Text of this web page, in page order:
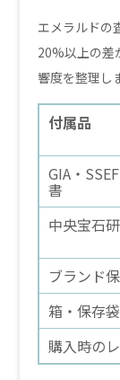
エメラルドの
20%以上の差
響度を整理し
付属品
GIA・
書
中央宝石
ブランド
箱・保存
購入時の